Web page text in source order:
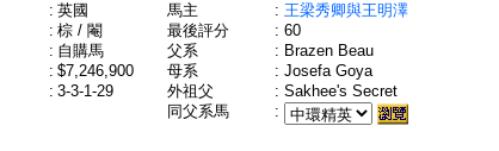
: 英國
: 棕 / 閹
: 自購馬
: $7,246,900
: 3-3-1-29
馬主 : 王梁秀卿與王明澤
最後評分
: 60
父系
: Brazen Beau
母系
: Josefa Goya
外祖父
: Sakhee's Secret
同父系馬
: